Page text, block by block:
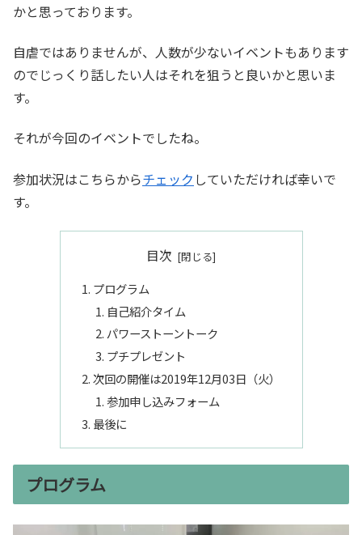
かと思っております。
自虐ではありませんが、人数が少ないイベントもあります
のでじっくり話したい人はそれを狙うと良いかと思いま
す。
それが今回のイベントでしたね。
参加状況はこちらからチェック していただければ幸いで
す。
目次
プログラム
自己紹介タイム
パワーストーントーク
プチプレゼント
次回の開催は2019年12月03日（火）
参加申し込みフォーム
最後に
プログラム